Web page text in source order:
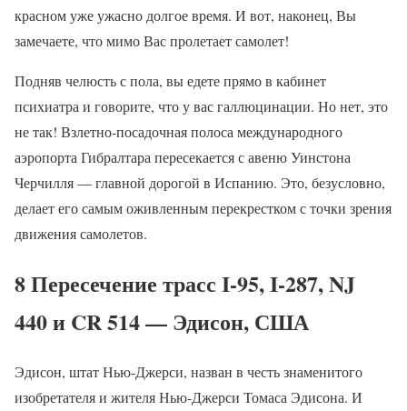
красном уже ужасно долгое время. И вот, наконец, Вы
замечаете, что мимо Вас пролетает самолет!
Подняв челюсть с пола, вы едете прямо в кабинет
психиатра и говорите, что у вас галлюцинации. Но нет, это
не так! Взлетно-посадочная полоса международного
аэропорта Гибралтара пересекается с авеню Уинстона
Черчилля — главной дорогой в Испанию. Это, безусловно,
делает его самым оживленным перекрестком с точки зрения
движения самолетов.
8 Пересечение трасс I-95, I-287, NJ
440 и CR 514 — Эдисон, США
Эдисон, штат Нью-Джерси, назван в честь знаменитого
изобретателя и жителя Нью-Джерси Томаса Эдисона. И